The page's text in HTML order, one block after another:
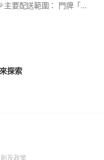
歡迎新朋友們加入饗果配🍒🍎🎉 🎉主要配送範圍： 門牌「新莊區」即滿$300免運 🎉新莊、泰山、五股、樹林、迴龍 滿$500免運配送 🎉其他雙北地區(有限區域) 滿$799免運配送
探索
及政策(Open